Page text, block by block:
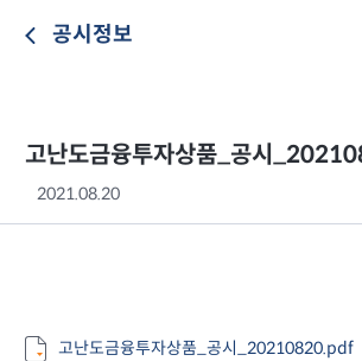
공시정보
고난도금융투자상품_공시
2021.08.20
고난도금융투자상품_공시_20210820.pdf